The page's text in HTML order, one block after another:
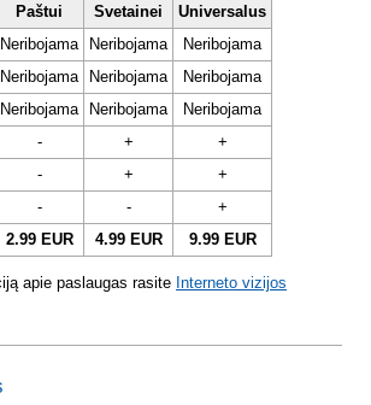
Paštui Svetainei
Universalus
Neribojama Neribojama
Neribojama
Neribojama Neribojama
Neribojama
Neribojama Neribojama
Neribojama
- +
+
- +
+
- -
+
2.99 EUR 4.99 EUR 9.99 EUR
apie paslaugas rasite Interneto vizijos